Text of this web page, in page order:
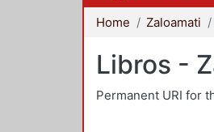
Home Zaloamati
Libros -
Permanent URI for